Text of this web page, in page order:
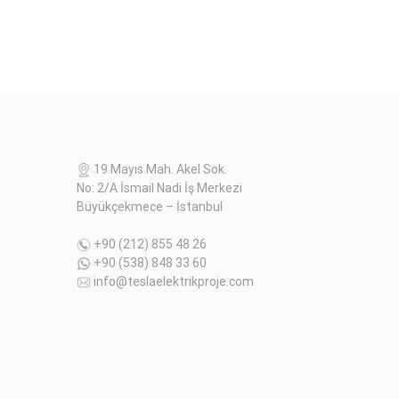
19 Mayıs Mah. Akel Sok.
No: 2/A İsmail Nadi İş Merkezi
Büyükçekmece – İstanbul
+90 (212) 855 48 26
+90 (538) 848 33 60
info@teslaelektrikproje.com